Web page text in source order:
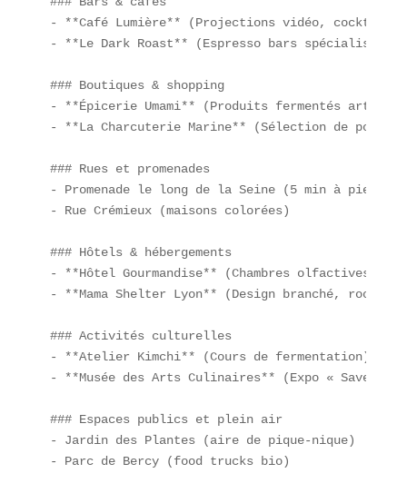
- **Café Lumière** (Projections vidéo,
- **Le Dark Roast** (Espresso bars
### Boutiques & shopping
- **Épicerie Umami** (Produits fermentés
- **La Charcuterie Marine** (Sélection de
### Rues et promenades
- Promenade le long de la Seine (5 min à pied)
- Rue Crémieux (maisons colorées)
### Hôtels & hébergements
- **Hôtel Gourmandise** (Chambres olfactives
- **Mama Shelter Lyon** (Design branché,
### Activités culturelles
- **Atelier Kimchi** (Cours de fermentation)
- **Musée des Arts Culinaires** (Expo «
### Espaces publics et plein air
- Jardin des Plantes (aire de pique-nique)
- Parc de Bercy (food trucks bio)